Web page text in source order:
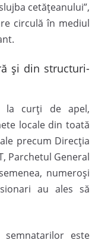
cetățeanului”,
circulă în mediul
și din structuri-
la curți de apel,
locale din toată
precum Direcția
, Parchetul General
numeroși
au ales să
este